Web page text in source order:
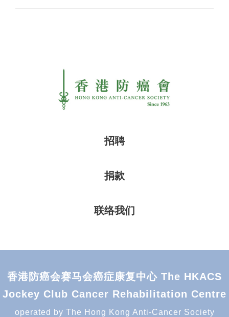
招聘
捐款
联络我们
香港防癌会赛马会癌症康复中心 The HKACS
Jockey Club Cancer Rehabilitation Centre
operated by The Hong Kong Anti-Cancer Society